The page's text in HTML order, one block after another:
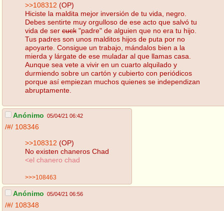
>>108312 (OP)
Hiciste la maldita mejor inversión de tu vida, negro.
Debes sentirte muy orgulloso de ese acto que salvó tu
vida de ser cuck "padre" de alguien que no era tu hijo.
Tus padres son unos malditos hijos de puta por no
apoyarte. Consigue un trabajo, mándalos bien a la
mierda y lárgate de ese muladar al que llamas casa.
Aunque sea vete a vivir en un cuarto alquilado y
durmiendo sobre un cartón y cubierto con periódicos
porque así empiezan muchos quienes se independizan
abruptamente.
Anónimo 05/04/21 06:42
/#/ 108346
>>108312 (OP)
No existen chaneros Chad
<el chanero chad
>>>108463
Anónimo 05/04/21 06:56
/#/ 108348